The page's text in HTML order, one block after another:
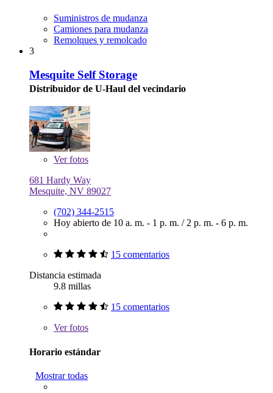
Suministros de mudanza
Camiones para mudanza
Remolques y remolcado
3
Mesquite Self Storage
Distribuidor de U-Haul del vecindario
Verfotos
681 Hardy Way
Mesquite, NV 89027
(702) 344-2515
Hoy abierto de 10 a. m. - 1 p. m. /2 p. m. - 6 p. m.
15 comentarios
Distancia estimada
9.8 millas
15 comentarios
Verfotos
Horario estándar
Mostrar todas